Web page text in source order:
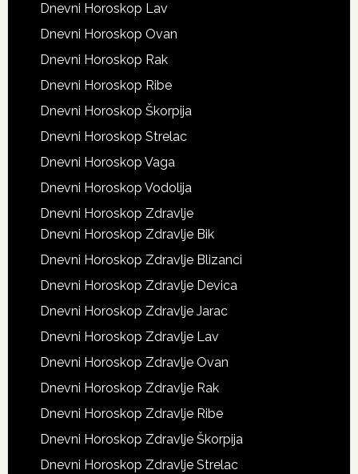
Dnevni Horoskop Lav
Dnevni Horoskop Ovan
Dnevni Horoskop Rak
Dnevni Horoskop Ribe
Dnevni Horoskop Škorpija
Dnevni Horoskop Strelac
Dnevni Horoskop Vaga
Dnevni Horoskop Vodolija
Dnevni Horoskop Zdravlje
Dnevni Horoskop Zdravlje Bik
Dnevni Horoskop Zdravlje Blizanci
Dnevni Horoskop Zdravlje Devica
Dnevni Horoskop Zdravlje Jarac
Dnevni Horoskop Zdravlje Lav
Dnevni Horoskop Zdravlje Ovan
Dnevni Horoskop Zdravlje Rak
Dnevni Horoskop Zdravlje Ribe
Dnevni Horoskop Zdravlje Škorpija
Dnevni Horoskop Zdravlje Strelac